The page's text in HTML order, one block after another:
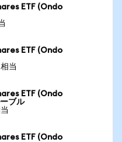
ETF (Ondo
ETF (Ondo
当
ETF (Ondo
ブル
ETF (Ondo